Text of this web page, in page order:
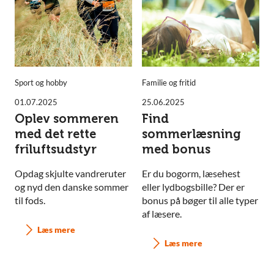
Sport og hobby
01.07.2025
Oplev sommeren
med det rette
friluftsudstyr
Opdag skjulte vandreruter
og nyd den danske sommer
til fods.
Læs mere
Familie og fritid
25.06.2025
Find
sommerlæsning
med bonus
Er du bogorm, læsehest
eller lydbogsbille? Der er
bonus på bøger til alle typer
af læsere.
Læs mere